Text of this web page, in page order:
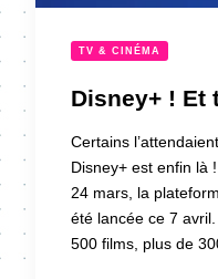
TV & CINÉMA
Disney+ ! Et
Certains
Disney+ est enfin là
24 mars, la
été lancée ce 7
500 films, plus de